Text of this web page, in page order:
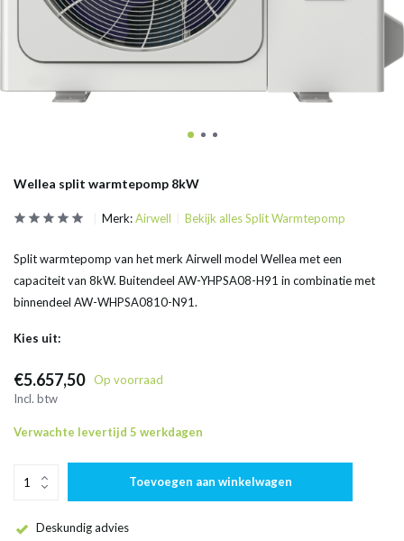
Wellea split warmtepomp 8kW
Merk:Airwell Bekijk alles Split Warmtepomp
Split warmtepomp van het merk Airwell model Wellea met een
capaciteit van 8kW. Buitendeel AW-YHPSA08-H91 in combinatie met
binnendeel AW-WHPSA0810-N91.
Kies uit:
€5.657,50
Op voorraad
Incl. btw
Verwachte levertijd 5 werkdagen
Toevoegen aan winkelwagen
Deskundig advies